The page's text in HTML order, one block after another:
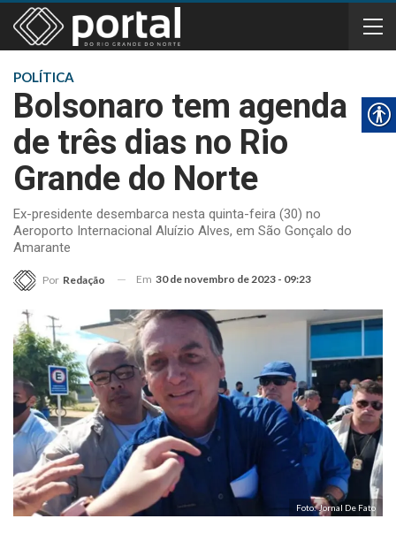
POLÍTICA
Bolsonaro tem agenda
de três dias no Rio
Grande do Norte
Ex-presidente desembarca nesta quinta-feira (30) no
Aeroporto Internacional Aluízio Alves, em São Gonçalo do
Amarante
Por Redação Em 30 de novembro de 2023 - 09:23
Foto: Jornal De Fato